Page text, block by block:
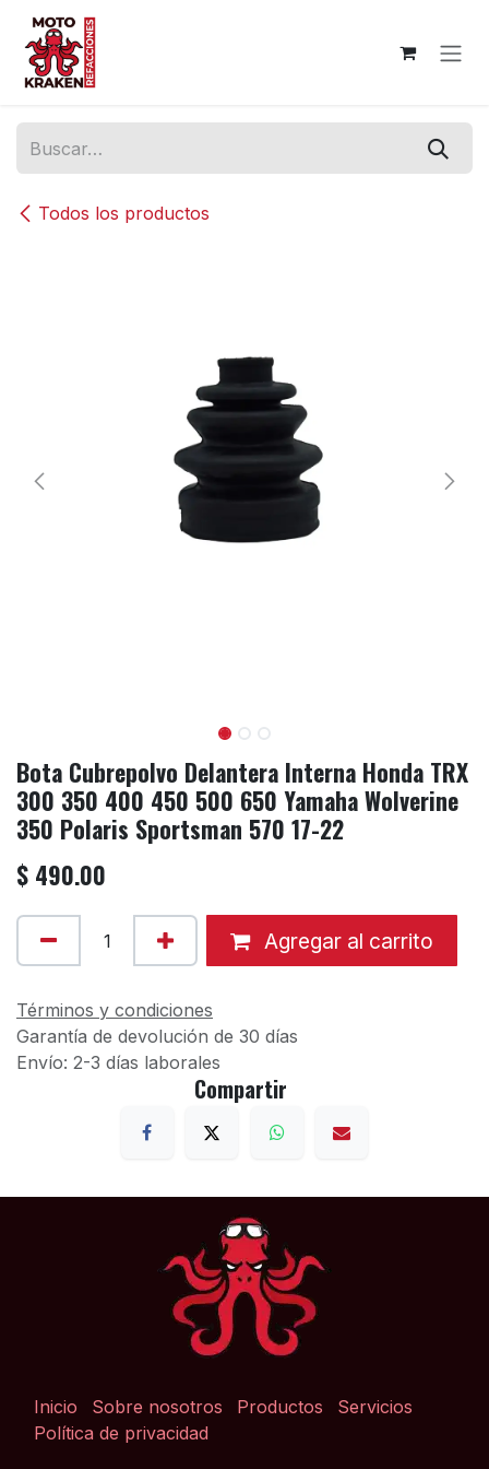
Ir al contenido
Todos los productos
Bota Cubrepolvo Delantera Interna Honda TRX
300 350 400 450 500 650 Yamaha Wolverine
350 Polaris Sportsman 570 17-22
$ 490.00
Agregar al carrito
Términos y condiciones
Garantía de devolución de 30 días
Envío: 2-3 días laborales
Compartir
Inicio Sobre nosotros Productos
Servicios
Política de privacidad